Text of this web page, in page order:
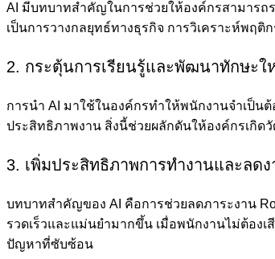
AI มีบทบาทสำคัญในการช่วยให้องค์กรสามารถ
เป็นการวางกลยุทธ์ทางธุรกิจ การวิเคราะห์พฤ
2. กระตุ้นการเรียนรู้และพัฒนาทักษะใ
การนำ AI มาใช้ในองค์กรทำให้พนักงานจำเป็น
ประสิทธิภาพงาน สิ่งนี้ช่วยผลักดันให้องค์กรเกิด
3. เพิ่มประสิทธิภาพการทำงานและลด
บทบาทสำคัญของ AI คือการช่วยลดภาระงาน
รวดเร็วและแม่นยำมากขึ้น เมื่อพนักงานไม่ต้อง
ปัญหาที่ซับซ้อน